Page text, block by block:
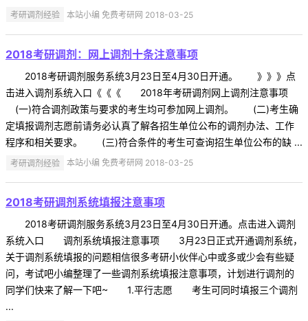
考研调剂经验 本站小编 免费考研网 2018-03-25
2018考研调剂：网上调剂十条注意事项
2018考研调剂服务系统3月23日至4月30日开通。 》》》点
击进入调剂系统入口《《《 2018年考研调剂网上调剂注意事项
(一)符合调剂政策与要求的考生均可参加网上调剂。 (二)考生确
定填报调剂志愿前请务必认真了解各招生单位公布的调剂办法、工作
程序和相关要求。 (三)符合条件的考生可查询招生单位公布的缺 ...
考研调剂经验 本站小编 免费考研网 2018-03-25
2018考研调剂系统填报注意事项
2018考研调剂服务系统3月23日至4月30日开通。点击进入调剂
系统入口 调剂系统填报注意事项 3月23日正式开通调剂系统，
关于调剂系统填报的问题相信很多考研小伙伴心中或多或少会有些疑
问，考试吧小编整理了一些调剂系统填报注意事项，计划进行调剂的
同学们快来了解一下吧~ 1.平行志愿 考生可同时填报三个调剂
...